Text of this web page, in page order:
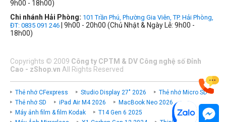
9h00 - 18h00)
Chi nhánh Hải Phòng: 101 Trần Phú, Phường Gia Viên, TP. Hải Phòng,
ĐT: 0835 091 246 | 9h00 - 20h00 (Chủ Nhật & Ngày Lễ: 9h00 -
18h00)
Copyrights © 2009 Công ty CPTM & DV Công nghệ số Đỉnh
Cao - zShop.vn All Rights Reserved
Thẻ nhớ CFexpress Studio Display 27" 2026
Thẻ nhớ Micro SD
Thẻ nhớ SD
iPad Air M4 2026
MacBook Neo 2026
Máy ảnh film & film Kodak
T14 Gen 6 2025